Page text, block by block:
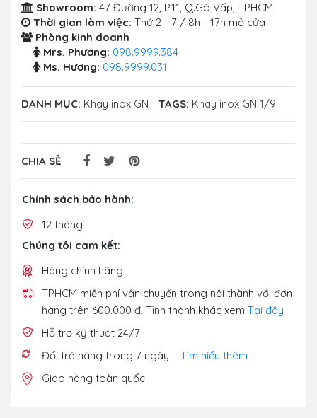
Showroom: 47 Đường 12, P.11, Q.Gò Vấp, TPHCM
Thời gian làm việc: Thứ 2 - 7 / 8h - 17h mở cửa
Phòng kinh doanh
Mrs. Phương: 098.9999.384
Ms. Hương: 098.9999.031
DANH MỤC: Khay inox GN TAGS: Khay inox GN 1/9
CHIA SẺ
Chính sách bảo hành:
12 tháng
Chúng tôi cam kết:
Hàng chính hãng
TPHCM miễn phí vận chuyển trong nội thành với đơn
hàng trên 600.000 đ, Tỉnh thành khác xem Tại đây
Hỗ trợ kỹ thuật 24/7
Đổi trả hàng trong 7 ngày – Tìm hiểu thêm
Giao hàng toàn quốc